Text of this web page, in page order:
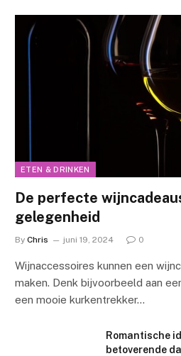
ETEN & DRINKEN
De perfecte
gelegenheid
By Chris juni 19, 2024 0
Wijnaccessoires kunnen een
maken. Denk bijvoorbeeld aan
een mooie kurkentrekker…
Romantische
betoverende